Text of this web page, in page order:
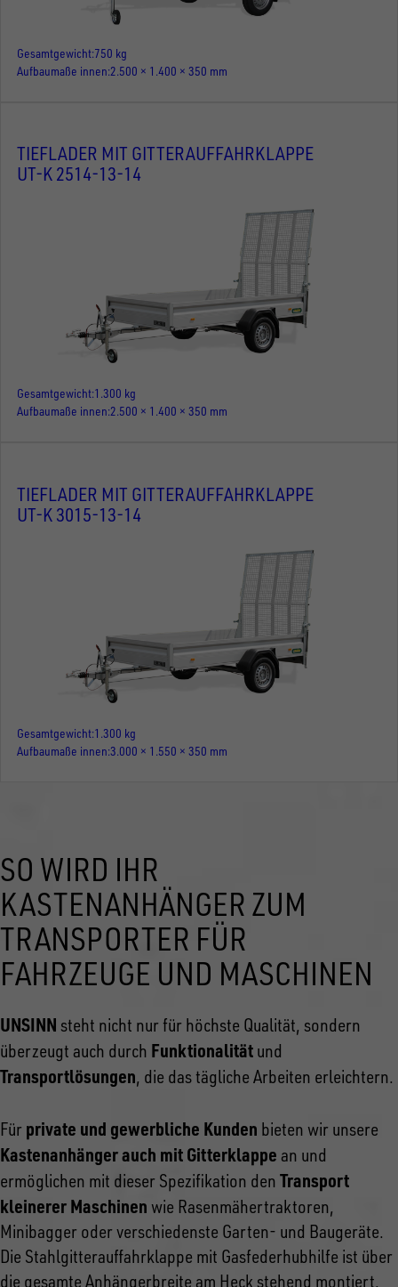
Gesamtgewicht 750 kg
Aufbaumaße innen 2.500 × 1.400 × 350 mm
TIEFLADER MIT GITTERAUFFAHRKLAPPE
UT-K 2514-13-14
Gesamtgewicht 1.300 kg
Aufbaumaße innen 2.500 × 1.400 × 350 mm
TIEFLADER MIT GITTERAUFFAHRKLAPPE
UT-K 3015-13-14
Gesamtgewicht 1.300 kg
Aufbaumaße innen 3.000 × 1.550 × 350 mm
SO WIRD IHR
KASTENANHÄNGER ZUM
TRANSPORTER FÜR
FAHRZEUGE UND MASCHINEN
UNSINN steht nicht nur für höchste Qualität, sondern
überzeugt auch durch Funktionalität und
Transportlösungen, die das tägliche Arbeiten erleichtern.
Für private und gewerbliche Kunden bieten wir unsere
Kastenanhänger auch mit Gitterklappe an und
ermöglichen mit dieser Spezifikation den Transport
kleinerer Maschinen wie Rasenmähertraktoren,
Minibagger oder verschiedenste Garten- und Baugeräte.
Die Stahlgitterauffahrklappe mit Gasfederhubhilfe ist über
die gesamte Anhängerbreite am Heck stehend montiert.